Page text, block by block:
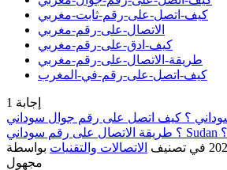
كيف-اتصل-على-رقم-ثابت-مغربي
الاتصال-على-رقم-مغربي
كيف-ادق-على-رقم-مغربي
طريقة-الاتصال-على-رقم-مغربي
كيف-اتصل-على-رقم-في-المغرب
1 إجابة
؟ كيف اتصل على رقم جوال سوداني
؟ طريقة الاتصال على رقم سوداني Sudan ؟
في تصنيف الاتصالات والتقنيات بواسطة
مجهول